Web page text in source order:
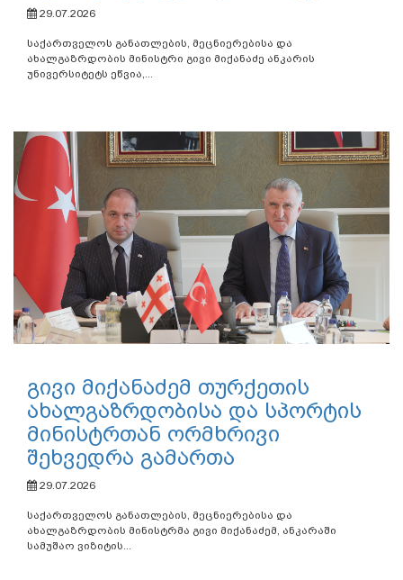
29.07.2026
საქართველოს განათლების, მეცნიერებისა და
ახალგაზრდობის მინისტრი გივი მიქანაძე ანკარის
უნივერსიტეტს ეწვია,...
გივი მიქანაძემ თურქეთის
ახალგაზრდობისა და სპორტის
მინისტრთან ორმხრივი
შეხვედრა გამართა
29.07.2026
საქართველოს განათლების, მეცნიერებისა და
ახალგაზრდობის მინისტრმა გივი მიქანაძემ, ანკარაში
სამუშაო ვიზიტის...